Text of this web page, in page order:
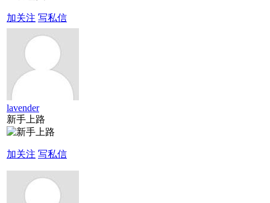
加关注 写私信
lavender
新手上路
加关注 写私信